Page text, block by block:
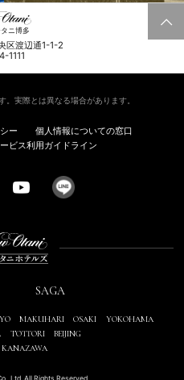
ニ博多
区渡辺通1-1-2
1111
実際とは異なる場合があります。
ー
個人情報についての窓口
ビス利用ガイドライン
SAGA
MAKUHARI OSAKI
YOKOHAMA
TOTTORI
BEIJING
KANAZAWA
Ltd. All Rights Reserved.